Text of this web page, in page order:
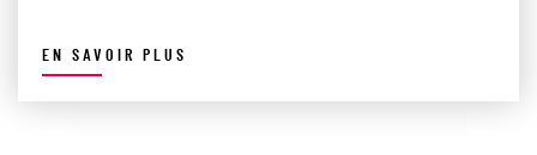
EN SAVOIR PLUS